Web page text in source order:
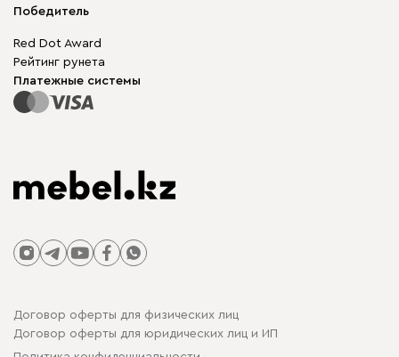
Гарантия
Для бизнеса
Карта сайта
Корпусная мебель
Модульная мебель
Столы и стулья
Победитель
Red Dot Award
Рейтинг рунета
Платежные системы
Договор оферты для физических лиц
Договор оферты для юридических лиц и ИП